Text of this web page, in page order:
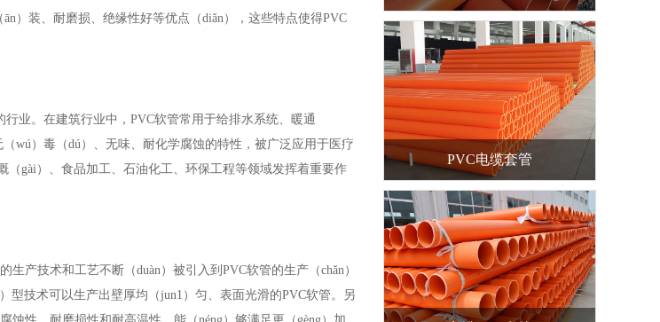
）装、耐磨损、绝缘性好等优点（diǎn），这些特点使得PVC
业。在建筑行业中，PVC软管常用于给排水系统、暖通
wú）毒（dú）、无味、耐化学腐蚀的特性，被广泛应用于医疗
（gài）、食品加工、石油化工、环保工程等领域发挥着重要作
产技术和工艺不断（duàn）被引入到PVC软管的生产（chǎn）
型技术可以生产出壁厚均（jun1）匀、表面光滑的PVC软管。另
PVC电缆套管